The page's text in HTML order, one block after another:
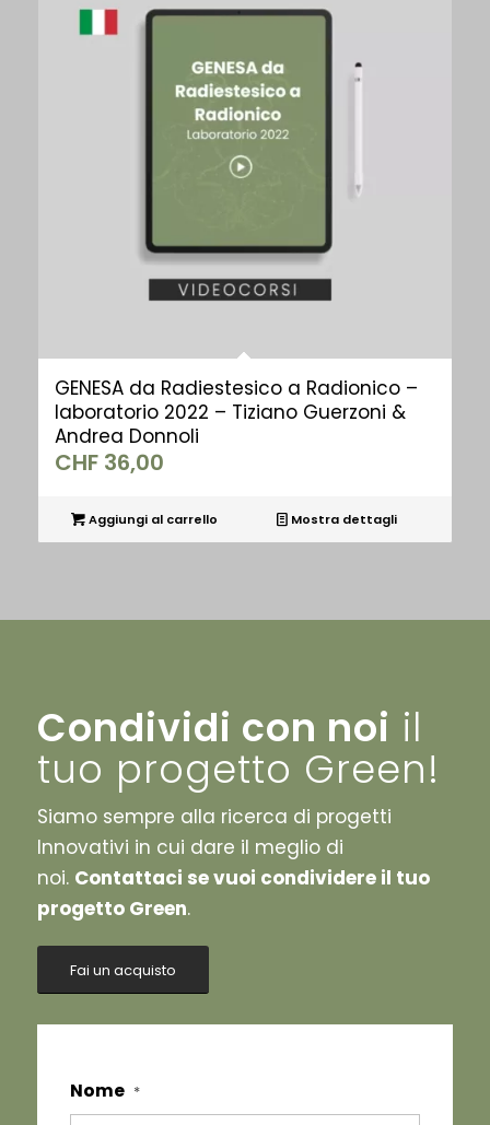
GENESA da Radiestesico a Radionico –
laboratorio 2022 – Tiziano Guerzoni &
Andrea Donnoli
CHF36,00
Aggiungi al carrello Mostra dettagli
Condividi con noi il
tuo progetto Green!
Siamo sempre alla ricerca di progetti
Innovativi in cui dare il meglio di
noi. Contattaci se vuoi condividere il tuo
progetto Green.
Fai un acquisto
Nome *